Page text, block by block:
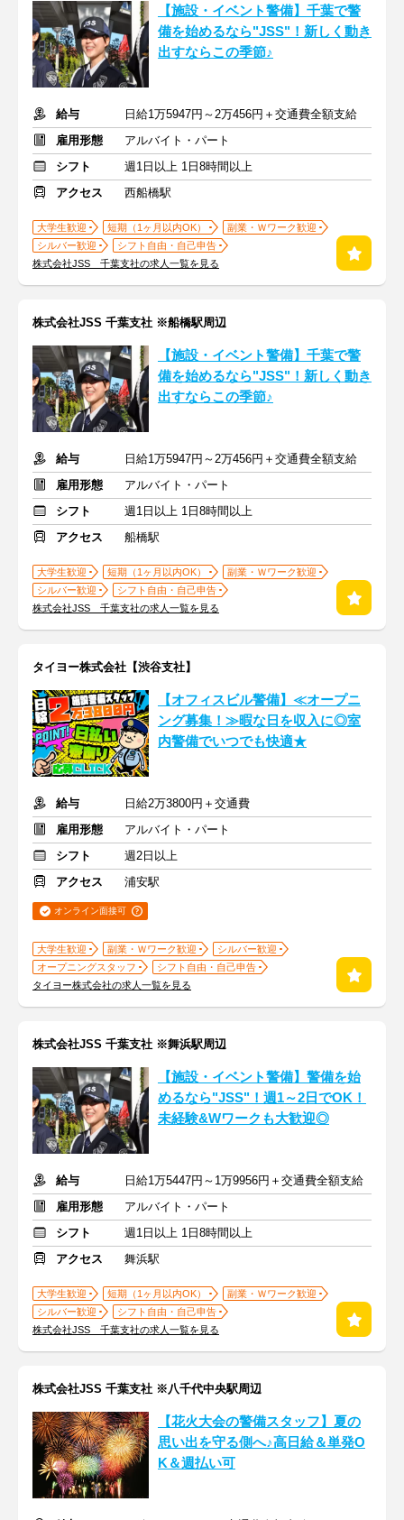
【施設・イベント警備】千葉で警
備を始めるなら"JSS"！新しく動き
出すならこの季節♪
給与
日給1万5947円～2万456円＋交通費全額支給
雇用形態
アルバイト・パート
シフト
週1日以上 1日8時間以上
アクセス
西船橋駅
大学生歓迎 短期（1ヶ月以内OK）
副業・Ｗワーク歓迎
シルバー歓迎
シフト自由・自己申告
株式会社JSS 千葉支社の求人一覧を見る
株式会社JSS 千葉支社 ※船橋駅周辺
【施設・イベント警備】千葉で警
備を始めるなら"JSS"！新しく動き
出すならこの季節♪
給与
日給1万5947円～2万456円＋交通費全額支給
雇用形態
アルバイト・パート
シフト
週1日以上 1日8時間以上
アクセス
船橋駅
大学生歓迎 短期（1ヶ月以内OK）
副業・Ｗワーク歓迎
シルバー歓迎
シフト自由・自己申告
株式会社JSS 千葉支社の求人一覧を見る
タイヨー株式会社【渋谷支社】
【オフィスビル警備】≪オープニ
ング募集！≫暇な日を収入に◎室
内警備でいつでも快適★
給与
日給2万3800円＋交通費
雇用形態
アルバイト・パート
シフト
週2日以上
アクセス
浦安駅
オンライン面接可
大学生歓迎 副業・Ｗワーク歓迎
シルバー歓迎
オープニングスタッフ
シフト自由・自己申告
タイヨー株式会社の求人一覧を見る
株式会社JSS 千葉支社 ※舞浜駅周辺
【施設・イベント警備】警備を始
めるなら"JSS"！週1～2日でOK！
未経験&Wワークも大歓迎◎
給与
日給1万5447円～1万9956円＋交通費全額支給
雇用形態
アルバイト・パート
シフト
週1日以上 1日8時間以上
アクセス
舞浜駅
大学生歓迎 短期（1ヶ月以内OK）
副業・Ｗワーク歓迎
シルバー歓迎
シフト自由・自己申告
株式会社JSS 千葉支社の求人一覧を見る
株式会社JSS 千葉支社 ※八千代中央駅周辺
【花火大会の警備スタッフ】夏の
思い出を守る側へ♪高日給＆単発O
K＆週払い可